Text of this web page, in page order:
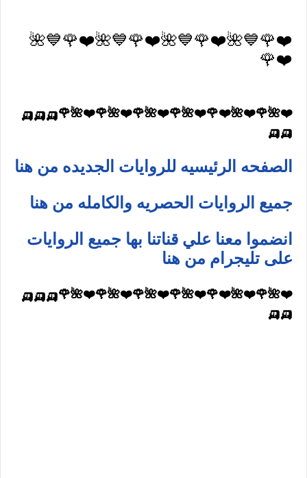
❤️🌹💙🌺❤️🌹💙🌺❤️🌹💙🌺❤️🌹💙🌺
❤️🌹
❤️🌺🌹❤️🌺❤️🌹❤️🌺🌹❤️🌺🌹❤️🌺🌹❤️🌺🌹🛺🛺🛺
🛺🛺
الصفحه الرئيسيه للروايات الجديده من هنا
جميع الروايات الحصريه والكامله من هنا
انضموا معنا علي قناتنا بها جميع الروايات
على تليجرام من هنا
❤️🌺🌹❤️🌺❤️🌹❤️🌺🌹❤️🌺🌹❤️🌺🌹❤️🌺🌹🛺🛺🛺
🛺🛺